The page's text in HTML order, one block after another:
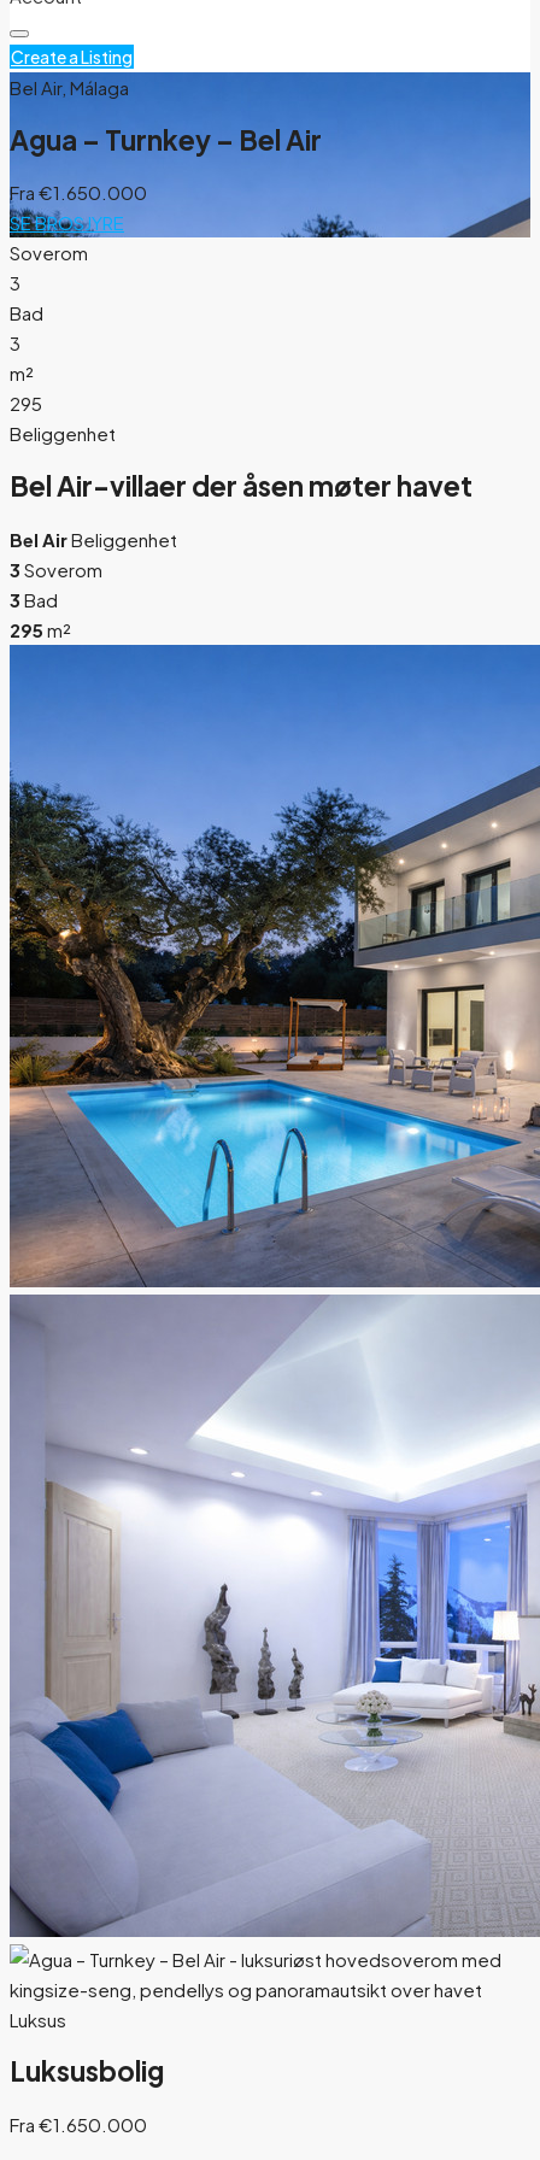
Create a Listing
Bel Air, Málaga
Agua – Turnkey – Bel Air
Fra €1.650.000
SE BROSJYRE
Soverom
3
Bad
3
m²
295
Beliggenhet
Bel Air-villaer der åsen møter havet
Bel AirBeliggenhet
3 Soverom
3 Bad
295 m²
Luksus
Luksusbolig
Fra €1.650.000